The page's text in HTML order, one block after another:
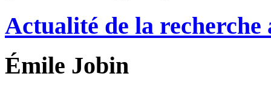
Actualité de la recherche
Émile Jobin